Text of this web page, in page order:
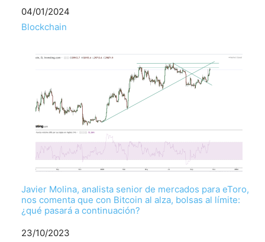
Fecha
04/01/2024
Respecto a
Blockchain
Javier Molina, analista senior de mercados para eToro,
nos comenta que con Bitcoin al alza, bolsas al límite:
¿qué pasará a continuación?
Fecha
23/10/2023